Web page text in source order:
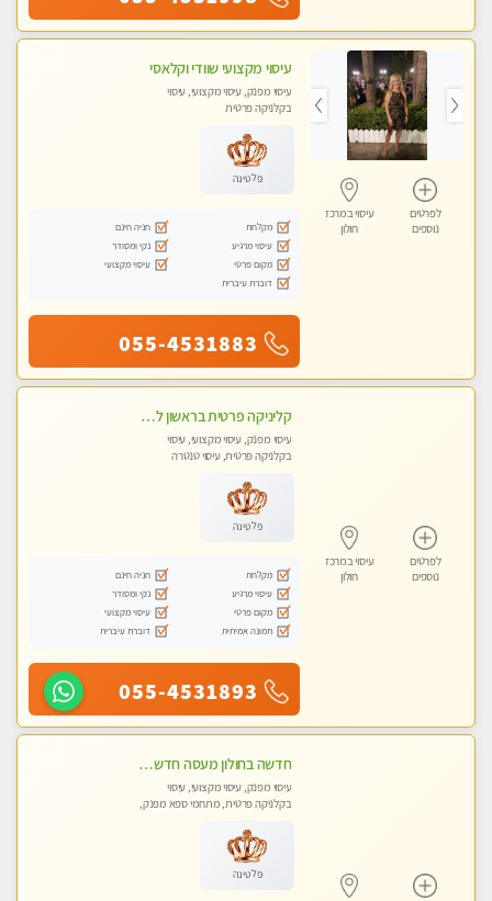
לפרטים
נוספים
עיסוי במרכז
חולון
עיסוי מקצועי שוודי וקלאסי
עיסוי מפנק, עיסוי מקצועי, עיסוי
בקלניקה פרטית
פלטינה
מקלחת
חניה חינם
עיסוי מרגיע
נקי ומסודר
מקום פרטי
עיסוי מקצועי
דוברת עיברית
055-4531883
לפרטים
נוספים
עיסוי במרכז
חולון
קליניקה פרטית בראשון לציון לעיסוי מקצועי חדש ומיוחד !!טל - 053-8232997
עיסוי מפנק, עיסוי מקצועי, עיסוי
בקלניקה פרטית, עיסוי טנטרה
פלטינה
מקלחת
חניה חינם
עיסוי מרגיע
נקי ומסודר
מקום פרטי
עיסוי מקצועי
תמונה אמיתית
דוברת עיברית
055-4531893
חדשה בחולון מעסה חדשה בחולון איכותית למאסז Iמקצועי ומפנק לכל שרירי הגוף עיסוי מכל הלב
עיסוי מפנק, עיסוי מקצועי, עיסוי
בקלניקה פרטית, מתחמי ספא מפנק,
פלטינה